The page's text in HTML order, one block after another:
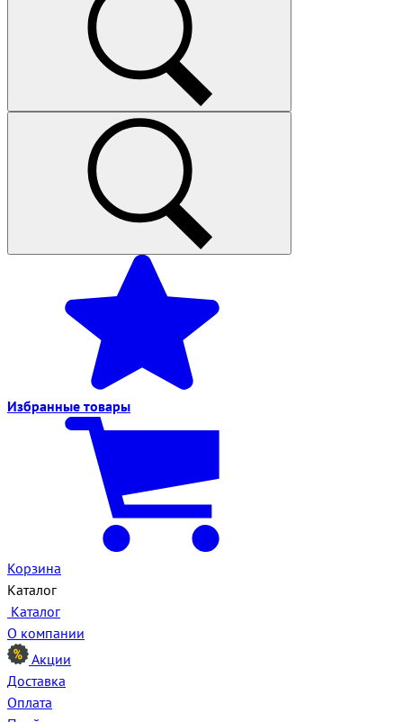
Избранные товары
Корзина
Каталог
Каталог
О компании
Акции
Доставка
Оплата